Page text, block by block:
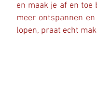
en maak je af en
meer ontspannen
lopen, praat echt